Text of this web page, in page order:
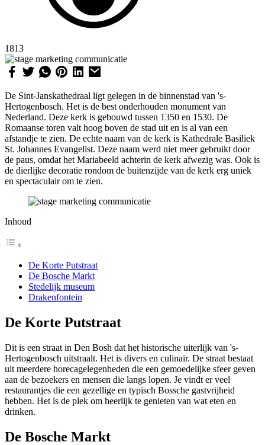
1813
De Sint-Janskathedraal ligt gelegen in de binnenstad van 's-
Hertogenbosch. Het is de best onderhouden monument van
Nederland. Deze kerk is gebouwd tussen 1350 en 1530. De
Romaanse toren valt hoog boven de stad uit en is al van een
afstandje te zien. De echte naam van de kerk is Kathedrale Basiliek
St. Johannes Evangelist. Deze naam werd niet meer gebruikt door
de paus, omdat het Mariabeeld achterin de kerk afwezig was. Ook is
de dierlijke decoratie rondom de buitenzijde van de kerk erg uniek
en spectaculair om te zien.
Inhoud
De Korte Putstraat
De Bosche Markt
Stedelijk museum
Drakenfontein
De Korte Putstraat
Dit is een straat in Den Bosh dat het historische uiterlijk van 's-
Hertogenbosch uitstraalt. Het is divers en culinair. De straat bestaat
uit meerdere horecagelegenheden die een gemoedelijke sfeer geven
aan de bezoekers en mensen die langs lopen. Je vindt er veel
restaurantjes die een gezellige en typisch Bossche gastvrijheid
hebben. Het is de plek om heerlijk te genieten van wat eten en
drinken.
De Bosche Markt